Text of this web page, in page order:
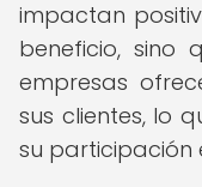
impactan
beneficio, sino
empresas
sus clientes, lo
su participación